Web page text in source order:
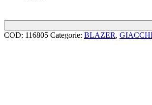
COD: 116805 Categorie: BLAZER,